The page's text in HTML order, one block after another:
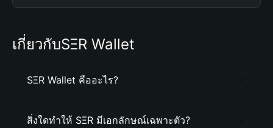
เกี่ยวกับSΞR Wallet
SΞR Wallet คืออะไร?
สิ่งใดทำให้ SΞR มีเอกลักษณ์เฉพาะตัว?